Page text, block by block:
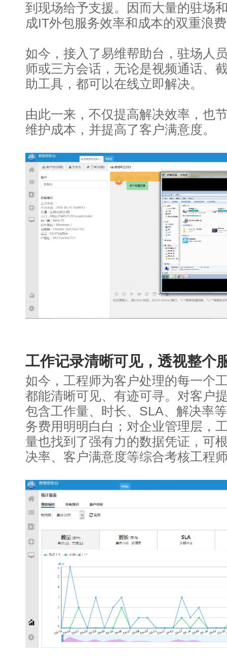
到现场给予支援。因而大量的驻场
成IT外包服务效率和成本的双重浪
如今，接入了易维帮助台，驻场人
师或三方会话，无论是视频通话、
助工具，都可以在线立即解决。
由此一来，不仅提高解决效率，也
维护成本，并提高了客户满意度。
工作记录清晰可见，透视整个
如今，工程师为客户处理的每一个
都能清晰可见、有迹可寻。对客户
包含工作量、时长、SLA、解决率
务费用明明白白；对企业管理层，
量也找到了强有力的数据凭证，可
决率、客户满意度等综合考核工程